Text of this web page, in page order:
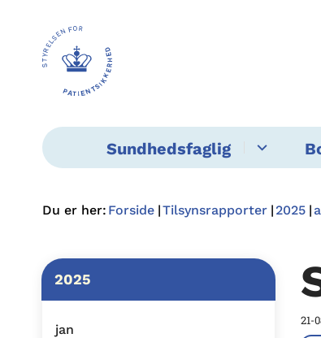
Sundhedsfaglig
Du er her: Forside Tilsynsrapporter 2025
2025
jan
21-